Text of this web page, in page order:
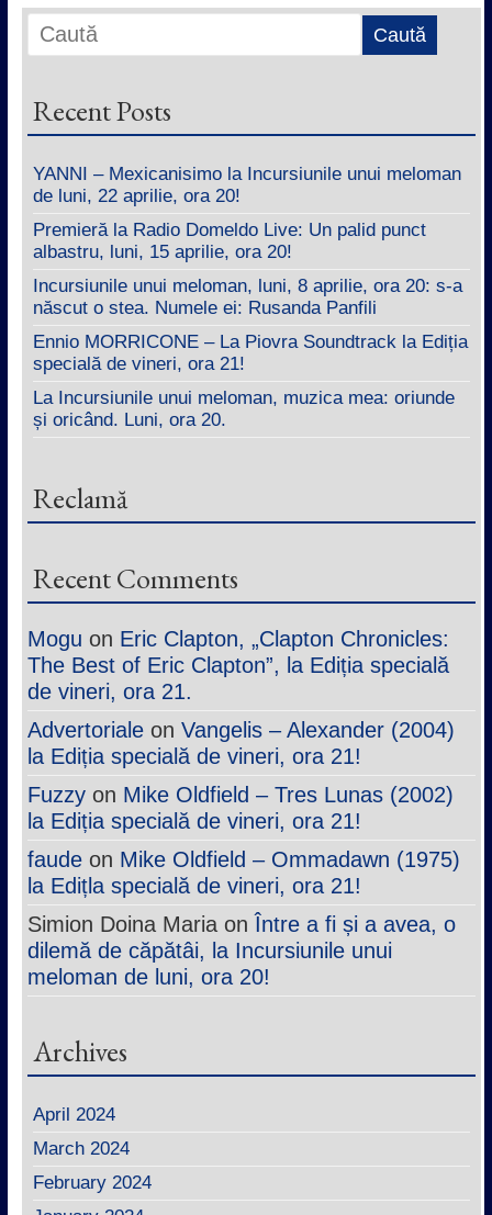
Recent Posts
YANNI – Mexicanisimo la Incursiunile unui meloman
de luni, 22 aprilie, ora 20!
Premieră la Radio Domeldo Live: Un palid punct
albastru, luni, 15 aprilie, ora 20!
Incursiunile unui meloman, luni, 8 aprilie, ora 20: s-a
născut o stea. Numele ei: Rusanda Panfili
Ennio MORRICONE – La Piovra Soundtrack la Ediția
specială de vineri, ora 21!
La Incursiunile unui meloman, muzica mea: oriunde
și oricând. Luni, ora 20.
Reclamă
Recent Comments
Mogu on Eric Clapton, „Clapton Chronicles:
The Best of Eric Clapton”, la Ediția specială
de vineri, ora 21.
Advertorialeon Vangelis – Alexander (2004)
la Ediția specială de vineri, ora 21!
Fuzzyon Mike Oldfield – Tres Lunas (2002)
la Ediția specială de vineri, ora 21!
faudeon Mike Oldfield – Ommadawn (1975)
la Edițla specială de vineri, ora 21!
Simion Doina MariaonÎntre a fi și a avea, o
dilemă de căpătâi, la Incursiunile unui
meloman de luni, ora 20!
Archives
April 2024
March 2024
February 2024